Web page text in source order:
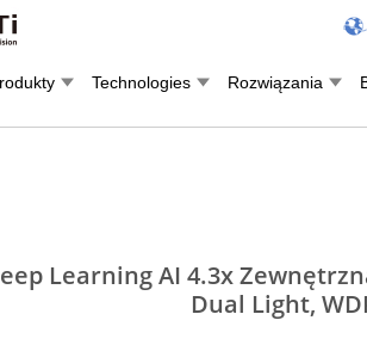
Technologies Rozwiązania
Learning AI 4.3x
Dual Light,